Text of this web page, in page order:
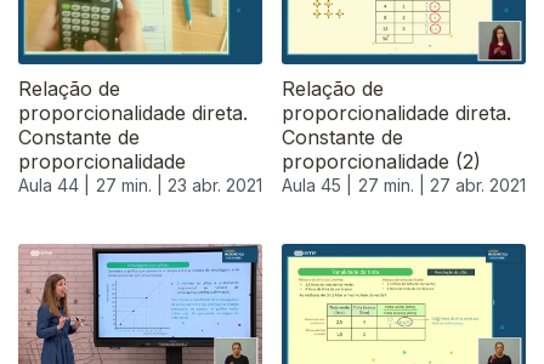
Relação de
proporcionalidade direta.
Constante de
proporcionalidade
Aula 44 | 27 min. | 23 abr. 2021
Relação de
proporcionalidade direta.
Constante de
proporcionalidade (2)
Aula 45 | 27 min. | 27 abr. 2021
541368